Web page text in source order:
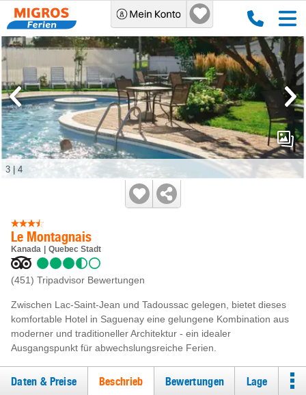
Le Montagnais
Kanada Quebec Stadt
(451) Tripadvisor Bewertungen
Zwischen Lac-Saint-Jean und Tadoussac gelegen, bietet dieses
komfortable Hotel in Saguenay eine gelungene Kombination aus
moderner und traditioneller Architektur - ein idealer
Ausgangspunkt für abwechslungsreiche Ferien.
3 4
Daten & Preise Beschrieb Bewertungen Lage